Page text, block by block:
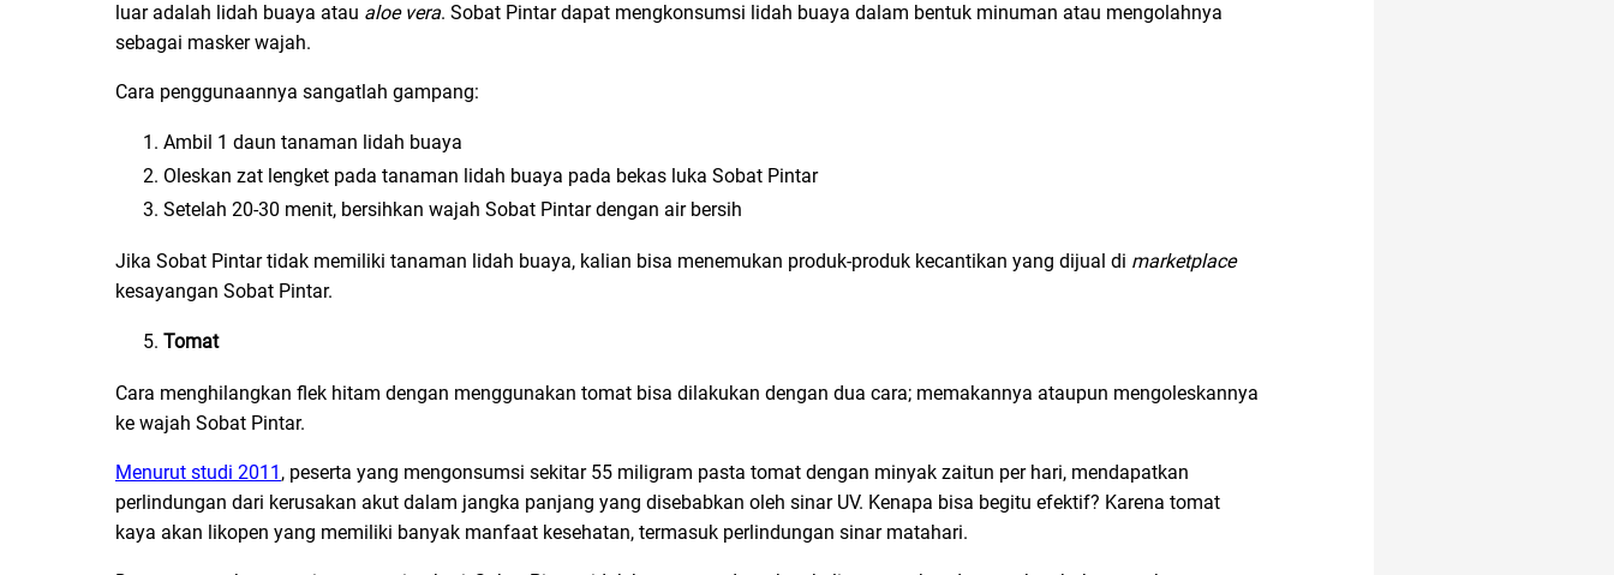
luar adalah lidah buaya atau aloe vera. Sobat Pintar dapat mengkonsumsi lidah buaya dalam bentuk minuman atau mengolahnya
sebagai masker wajah.
Cara penggunaannya sangatlah gampang:
Ambil 1 daun tanaman lidah buaya
Oleskan zat lengket pada tanaman lidah buaya pada bekas luka Sobat Pintar
Setelah 20-30 menit, bersihkan wajah Sobat Pintar dengan air bersih
Jika Sobat Pintar tidak memiliki tanaman lidah buaya, kalian bisa menemukan produk-produk kecantikan yang dijual di marketplace
kesayangan Sobat Pintar.
Tomat
Cara menghilangkan flek hitam dengan menggunakan tomat bisa dilakukan dengan dua cara; memakannya ataupun mengoleskannya
ke wajah Sobat Pintar.
Menurut studi 2011 , peserta yang mengonsumsi sekitar 55 miligram pasta tomat dengan minyak zaitun per hari, mendapatkan
perlindungan dari kerusakan akut dalam jangka panjang yang disebabkan oleh sinar UV. Kenapa bisa begitu efektif? Karena tomat
kaya akan likopen yang memiliki banyak manfaat kesehatan, termasuk perlindungan sinar matahari.